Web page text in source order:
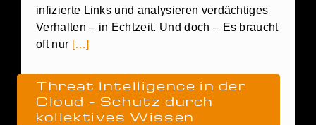
infizierte Links und analysieren verdächtiges
Verhalten – in Echtzeit. Und doch – Es braucht
oft nur […]
Threat Intelligence in der
Cloud – Schutz durch
kollektives Wissen